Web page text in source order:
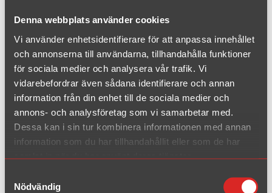
Denna webbplats använder cookies
Vi använder enhetsidentifierare för att anpassa innehållet
och annonserna till användarna, tillhandahålla funktioner
för sociala medier och analysera vår trafik. Vi
vidarebefordrar även sådana identifierare och annan
information från din enhet till de sociala medier och
annons- och analysföretag som vi samarbetar med.
Dessa kan i sin tur kombinera informationen med annan
information som du har tillhandahållit eller som de har
samlat in när du har använt deras tjänster.
Nödvändig
2000 - 2004(5)
Turbo 2WD
2004(6) - 2007
Turbo AWD
2000 - 2004(5)
Turbo AWD
2004(6) - 2007
Turbo XC70/XC AWD
2003 - 2007